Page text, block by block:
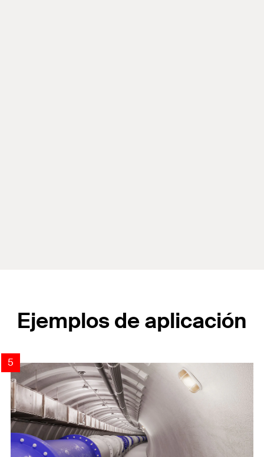
Ejemplos de aplicación
1
2
3
4
5